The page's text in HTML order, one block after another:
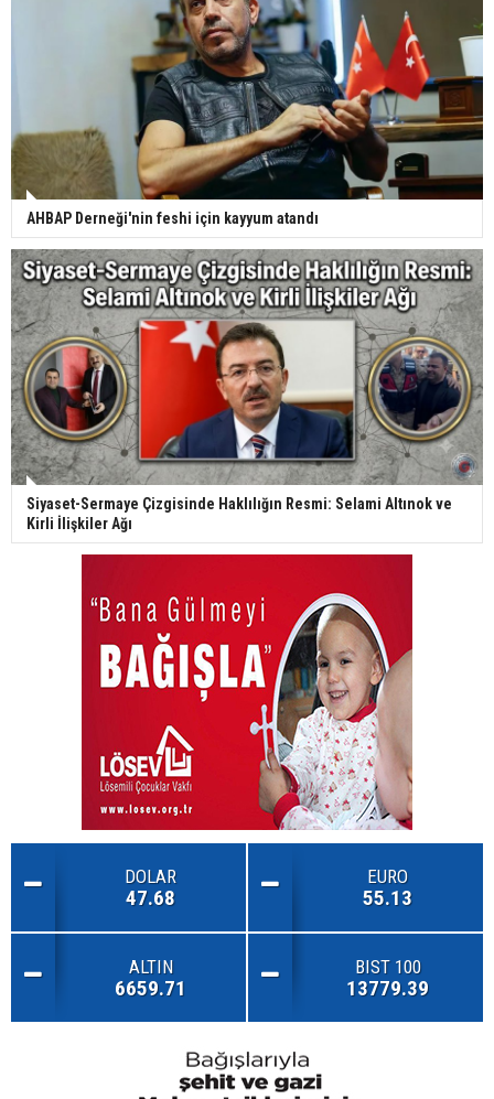
AHBAP Derneği'nin feshi için kayyum atandı
Siyaset-Sermaye Çizgisinde Haklılığın Resmi: Selami Altınok ve
Kirli İlişkiler Ağı
DOLAR
47.68
EURO
55.13
ALTIN
6659.71
BIST 100
13779.39